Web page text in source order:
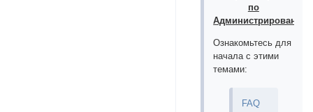
по
Администрированию
Ознакомьтесь для
начала с этими
темами:
FAQ